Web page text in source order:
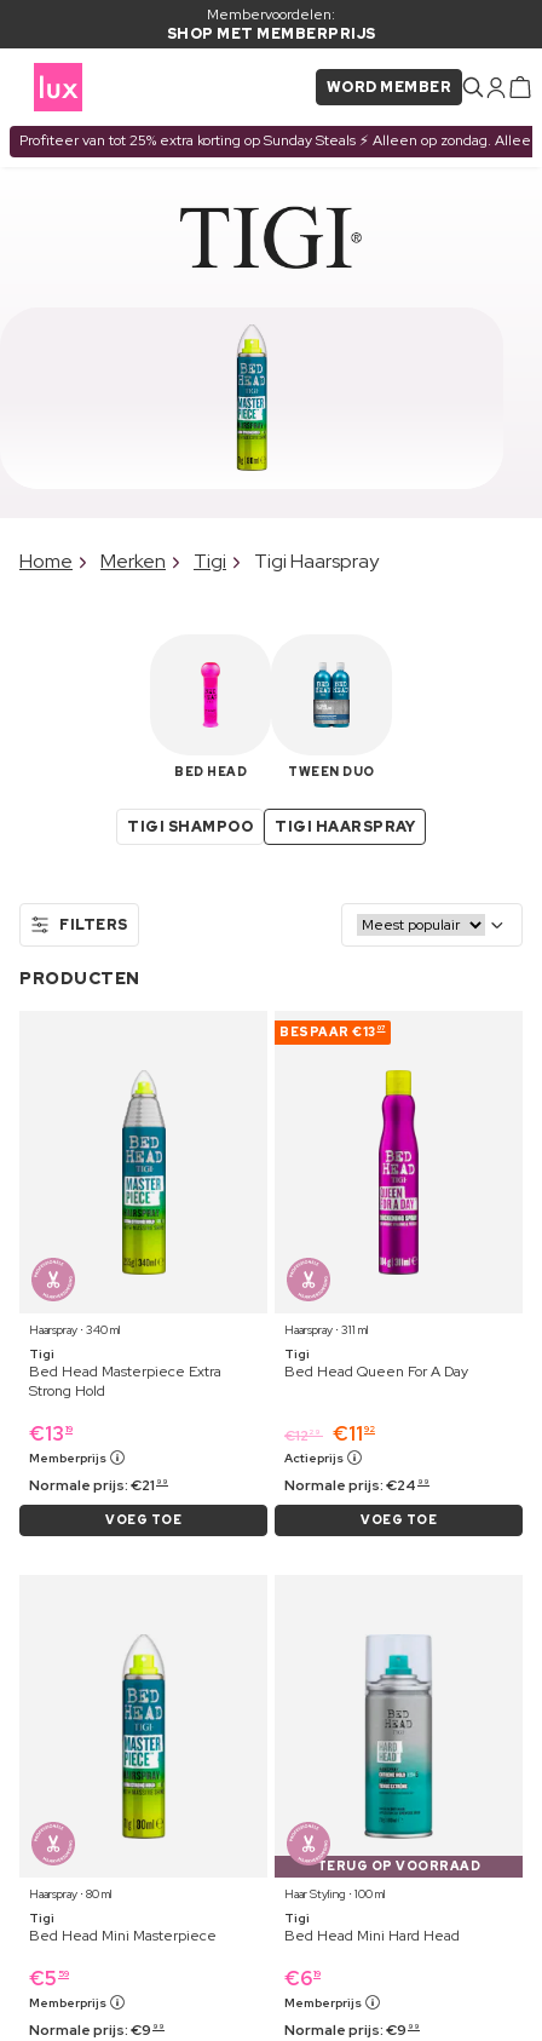
Membervoordelen:
SHOP MET MEMBERPRIJS
WORD MEMBER
Profiteer van tot 25% extra korting op Sunday Steals ⚡ Alleen op zondag.
Home Merken Tigi Tigi Haarspray
BED HEAD TWEEN DUO
TIGI SHAMPOO TIGI HAARSPRAY
FILTERS
PRODUCTEN
Haarspray ⋅ 340 ml
Tigi
Bed Head Masterpiece Extra
Strong Hold
€13 19
Memberprijs
Normale prijs:€21 99
VOEG TOE
BESPAAR €13 07
Haarspray ⋅ 311 ml
Tigi
Bed Head Queen For A Day
€1229 €11 92
Actieprijs
Normale prijs:€24 99
VOEG TOE
Haarspray ⋅ 80 ml
Tigi
Bed Head Mini Masterpiece
€5 59
Memberprijs
Normale prijs:€9 99
TERUG OP VOORRAAD
Haar Styling ⋅ 100 ml
Tigi
Bed Head Mini Hard Head
€619
Memberprijs
Normale prijs:€9 99